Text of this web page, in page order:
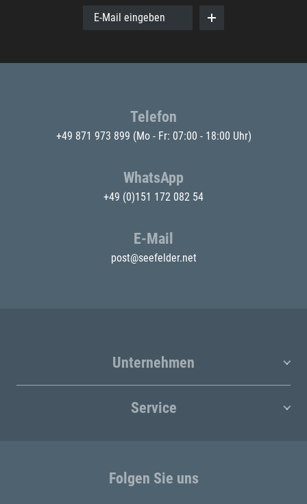
E-Mail eingeben
Telefon
+49 871 973 899 (Mo - Fr: 07:00 - 18:00 Uhr)
WhatsApp
+49 (0)151 172 082 54
E-Mail
post@seefelder.net
Unternehmen
Service
Folgen Sie uns